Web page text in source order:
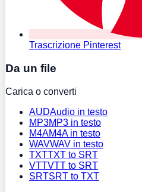
Trascrizione Pinterest
Da un file
Carica o converti
AUDAudio in testo
MP3MP3 in testo
M4AM4A in testo
WAVWAV in testo
TXTTXT to SRT
VTTVTT to SRT
SRTSRT to TXT